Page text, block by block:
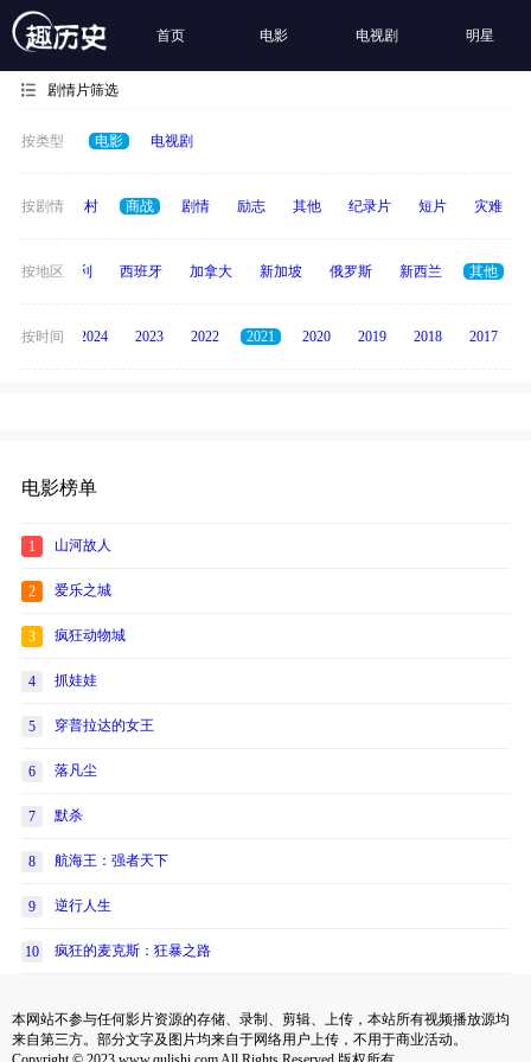
首页 电影 电视剧 明星
剧情片筛选
按类型 电影 电视剧
按剧情
历史 乡村 商战 剧情 励志 其他 纪录片 短片 灾难
按地区
度 意大利 西班牙 加拿大 新加坡 俄罗斯 新西兰 其他
按时间
2025 2024 2023 2022 2021 2020 2019 2018 2017
电影榜单
1 山河故人
2 爱乐之城
3 疯狂动物城
4 抓娃娃
5 穿普拉达的女王
6 落凡尘
7 默杀
8 航海王：强者天下
9 逆行人生
10 疯狂的麦克斯：狂暴之路
本网站不参与任何影片资源的存储、录制、剪辑、上传，本站所有视频播放源均
来自第三方。部分文字及图片均来自于网络用户上传，不用于商业活动。